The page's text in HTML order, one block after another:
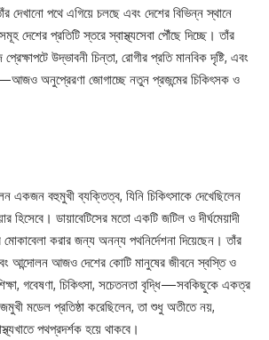
পথে এগিয়ে চলছে এবং দেশের বিভিন্ন স্থানে
দেশের প্রতিটি স্তরে স্বাস্থ্যসেবা পৌঁছে দিচ্ছে। তাঁর
উদ্ভাবনী চিন্তা, রোগীর প্রতি মানবিক দৃষ্টি, এবং
অনুপ্রেরণা জোগাচ্ছে নতুন প্রজন্মের চিকিৎসক ও
একজন বহুমুখী ব্যক্তিত্ব, যিনি চিকিৎসাকে দেখেছিলেন
হিসেবে। ডায়াবেটিসের মতো একটি জটিল ও দীর্ঘমেয়াদী
মোকাবেলা করার জন্য অনন্য পথনির্দেশনা দিয়েছেন। তাঁর
আন্দোলন আজও দেশের কোটি মানুষের জীবনে স্বস্তি ও
গবেষণা, চিকিৎসা, সচেতনতা বৃদ্ধি—সবকিছুকে একত্র
মডেল প্রতিষ্ঠা করেছিলেন, তা শুধু অতীতে নয়,
পথপ্রদর্শক হয়ে থাকবে।